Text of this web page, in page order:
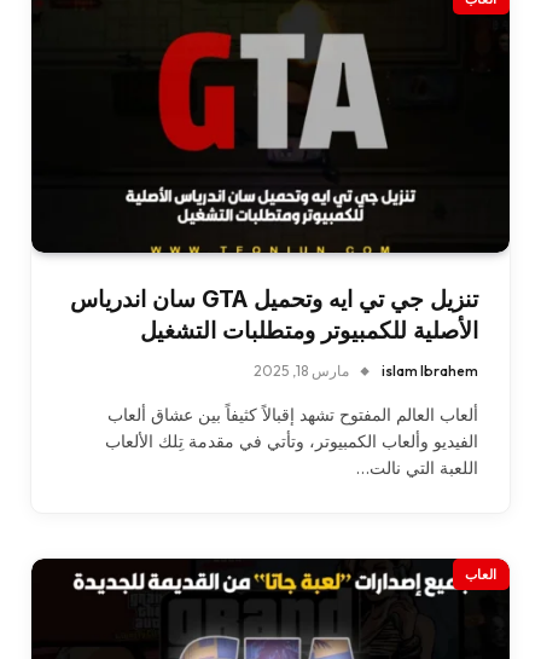
تنزيل جي تي ايه وتحميل GTA سان اندرياس
الأصلية للكمبيوتر ومتطلبات التشغيل
islam Ibrahem مارس 18, 2025
ألعاب العالم المفتوح تشهد إقبالاً كثيفاً بين عشاق ألعاب
الفيديو وألعاب الكمبيوتر، وتأتي في مقدمة تِلك الألعاب
اللعبة التي نالت…
العاب